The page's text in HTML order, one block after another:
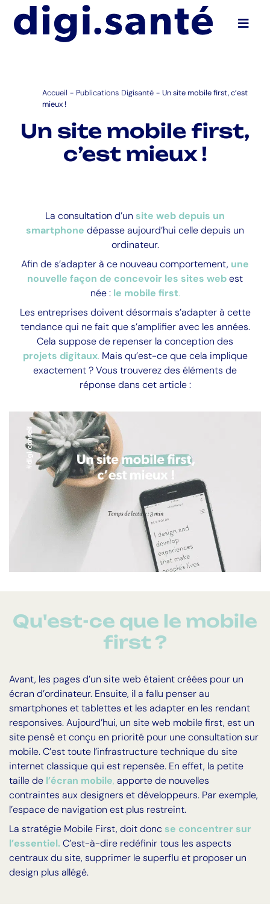
Accueil - Publications Digisanté - Un site mobile first, c’est
mieux !
Un site mobile first,
c’est mieux !
La consultation d’un site web depuis un
smartphone dépasse aujourd’hui celle depuis un
ordinateur.
Afin de s’adapter à ce nouveau comportement, une
nouvelle façon de concevoir les sites webest
née : le mobile first.
Les entreprises doivent désormais s’adapter à cette
tendance qui ne fait que s’amplifier avec les années.
Cela suppose de repenser la conception des
projets digitaux. Mais qu’est-ce que cela implique
exactement ? Vous trouverez des éléments de
réponse dans cet article :
Qu'est-ce que le mobile
first ?
Avant, les pages d’un site web étaient créées pour un
écran d’ordinateur. Ensuite, il a fallu penser au
smartphones et tablettes et les adapter en les rendant
responsives. Aujourd’hui, un site web mobile first, est un
site pensé et conçu en priorité pour une consultation sur
mobile. C’est toute l’infrastructure technique du site
internet classique qui est repensée. En effet, la petite
taille de l’écran mobile, apporte de nouvelles
contraintes aux designers et développeurs. Par exemple,
l’espace de navigation est plus restreint.
La stratégie Mobile First, doit donc se concentrer sur
l’essentiel.C’est-à-dire redéfinir tous les aspects
centraux du site, supprimer le superflu et proposer un
design plus allégé.